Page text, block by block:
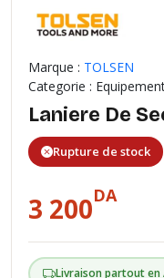
Marque : TOLSEN
Categorie :
Laniere De
Rupture de stock
3 200DA
Livraison partout en